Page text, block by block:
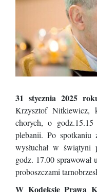
31 stycznia 2025
Krzysztof Nitkiewicz,
chorych, o
plebanii. Po
wysłuchał w świątyni
godz. 17.00
proboszczami
W Kodeksie Prawa